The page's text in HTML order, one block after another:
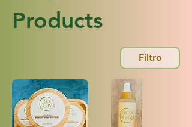
Products
Filtro